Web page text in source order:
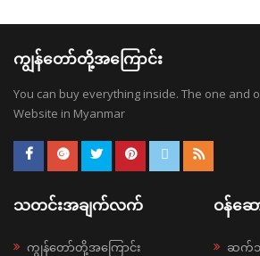
ကျွန်တော်တို့အကြောင်း
You can buy everything inside. The one and
Website in Myanmar
သတင်းအချက်လက်
ကျွန်တော်တို့အကြောင်း
ဝန်ဆေ
ဆက်